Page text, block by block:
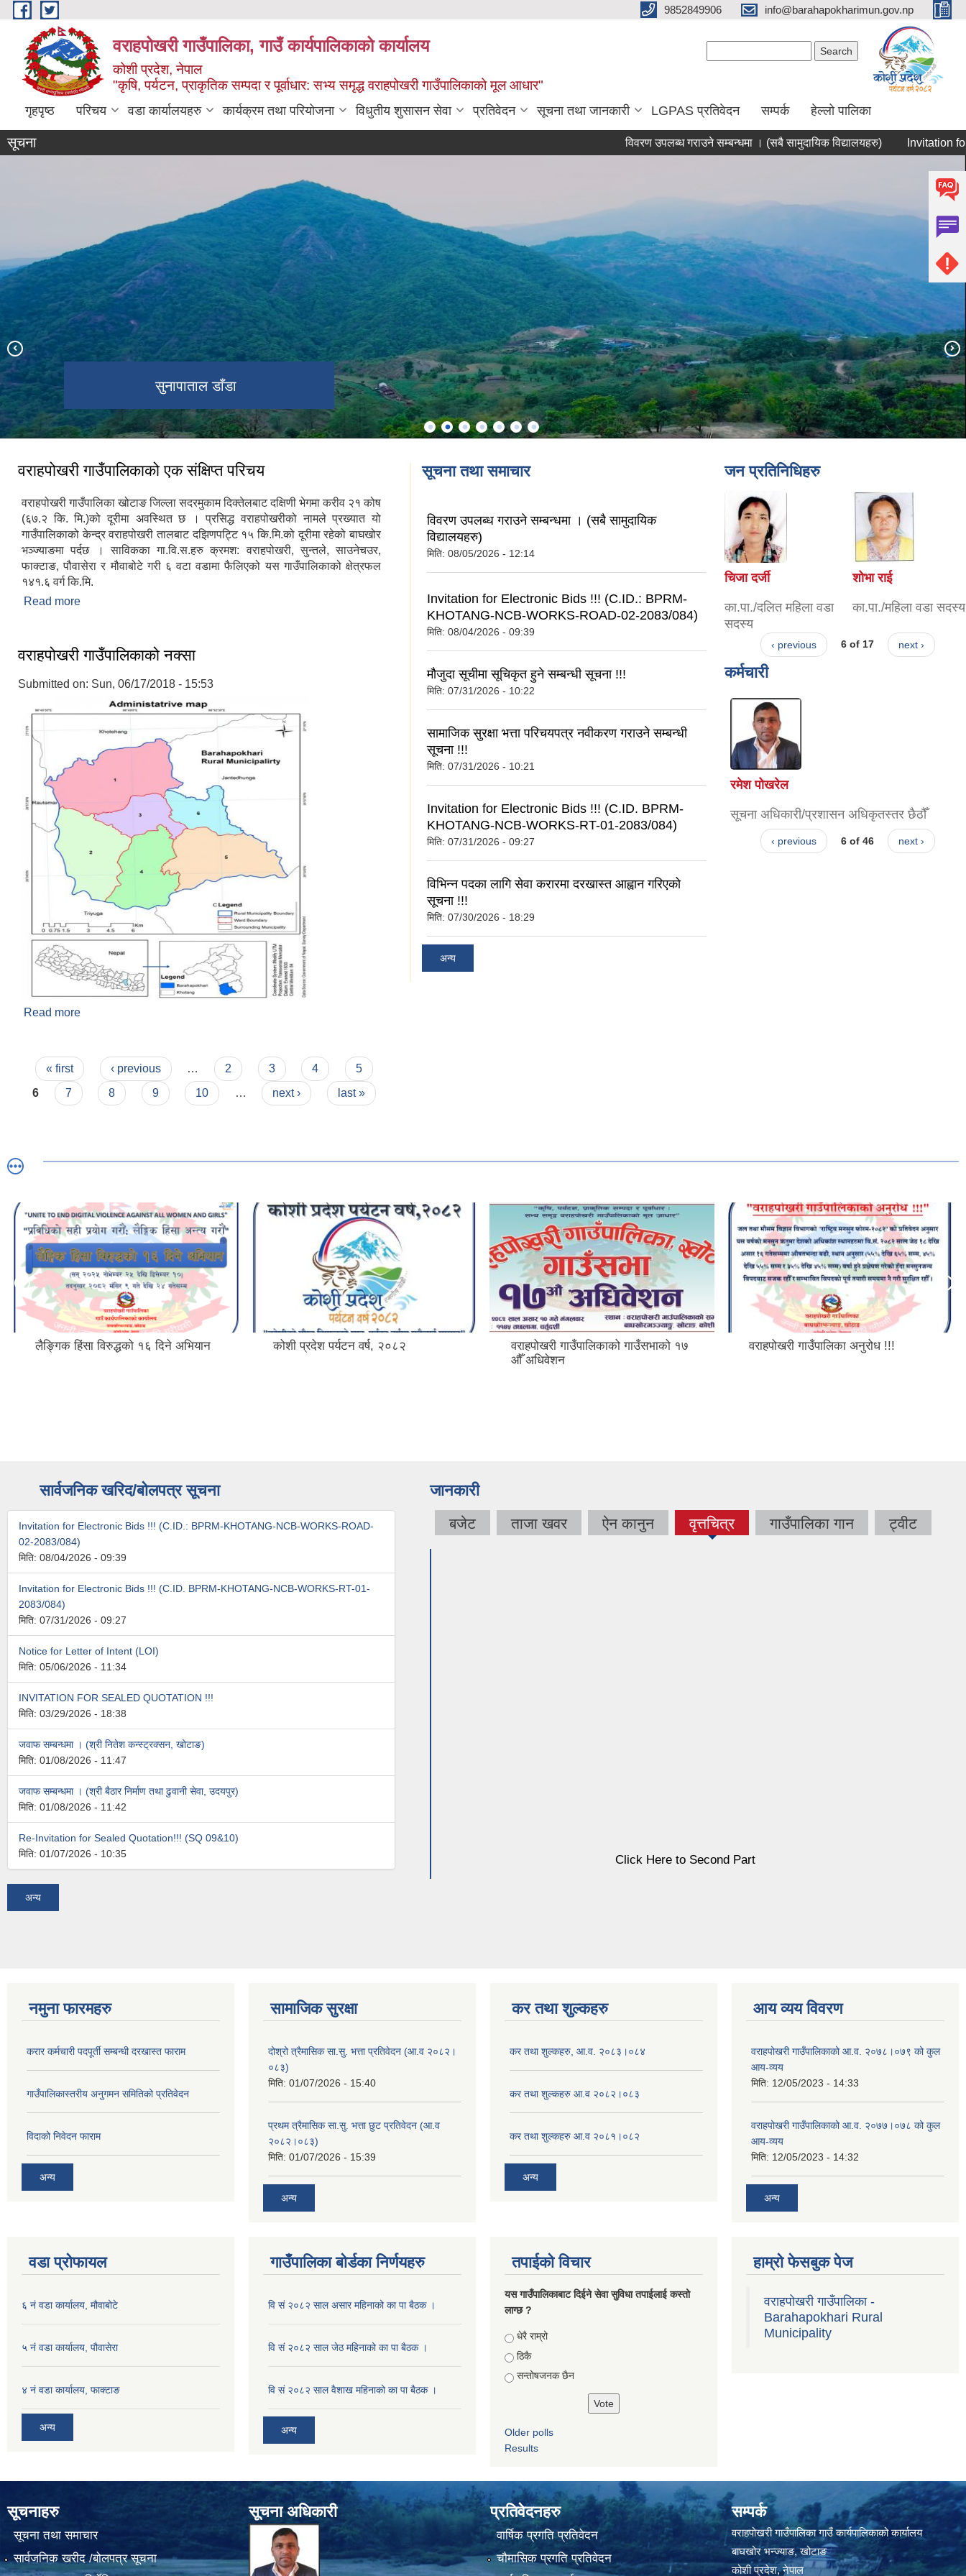
Skip to main content 9852849906 info@barahapokharimun.gov.np
वराहपोखरी गाउँपालिका, गाउँ कार्यपालिकाको कार्यालय
कोशी प्रदेश, नेपाल
"कृषि, पर्यटन, प्राकृतिक सम्पदा र पूर्वाधार: सभ्य समृद्ध वराहपोखरी गाउँपालिकाको मूल आधार"
गृहपृष्ठ परिचय वडा कार्यालयहरु कार्यक्रम तथा परियोजना विधुतीय शुसासन सेवा प्रतिवेदन सूचना तथा जानकारी LGPAS प्रतिवेदन सम्पर्क हेल्लो पालिका
सूचना विवरण उपलब्ध गराउने सम्बन्धमा । (सबै सामुदायिक विद्यालयहरु) Invitation for
वराहपोखरी गाउँपालिकाको प्रशासकीय भवन
सुनापाताल डाँडा
वराहपोखरी ताल -Top View
ईन्टरनेट टावर
वराहपोखरी गा.पा. कार्यालय भवन
गोकुलथुम्का टेलिकम टावर
हरीबोधनी एकादशी मेला-वराहपोखरी ताल
वराहपोखरी गाउँपालिकाको एक संक्षिप्त परिचय
वराहपोखरी गाउँपालिका खोटाङ जिल्ला सदरमुकाम दिक्तेलबाट दक्षिणी भेगमा करीव २१ कोष
(६७.२ कि. मि.)को दूरीमा अवस्थित छ । प्रसिद्ध वराहपोखरीको नामले प्रख्यात यो
गाउँपालिकाको केन्द्र वराहपोखरी तालबाट दझिणपट्टि १५ कि.मि.को दूरीमा रहेको बाघखोर
भञ्ज्याङमा पर्दछ । साविकका गा.वि.स.हरु क्रमश: वराहपोखरी, सुन्तले, साउनेचउर,
फाक्टाङ, पौवासेरा र मौवाबोटे गरी ६ वटा वडामा फैलिएको यस गाउँपालिकाको क्षेत्रफल
१४१.६ वर्ग कि.मि.
Read more
वराहपोखरी गाउँपालिकाको नक्सा
Submitted on: Sun, 06/17/2018 - 15:53
Read more
Pages
« first ‹ previous … 2 3 4
5
6
7 8 9 10 … next › last »
सूचना तथा समाचार
विवरण उपलब्ध गराउने सम्बन्धमा । (सबै सामुदायिक
विद्यालयहरु)
मिति: 08/05/2026 - 12:14
Invitation for Electronic Bids !!! (C.ID.: BPRM-
KHOTANG-NCB-WORKS-ROAD-02-2083/084)
मिति: 08/04/2026 - 09:39
मौजुदा सूचीमा सूचिकृत हुने सम्बन्धी सूचना !!!
मिति: 07/31/2026 - 10:22
सामाजिक सुरक्षा भत्ता परिचयपत्र नवीकरण गराउने सम्बन्धी
सूचना !!!
मिति: 07/31/2026 - 10:21
Invitation for Electronic Bids !!! (C.ID. BPRM-
KHOTANG-NCB-WORKS-RT-01-2083/084)
मिति: 07/31/2026 - 09:27
विभिन्न पदका लागि सेवा करारमा दरखास्त आह्वान गरिएको
सूचना !!!
मिति: 07/30/2026 - 18:29
अन्य
जन प्रतिनिधिहरु
चिजा दर्जी
का.पा./दलित महिला वडा
सदस्य
शोभा राई
का.पा./महिला वडा सदस्य
‹ previous 6 of 17 next ›
कर्मचारी
रमेश पोखरेल
सूचना अधिकारी/प्रशासन अधिकृतस्तर छैठौँ
‹ previous 6 of 46 next ›
लैङ्गिक हिंसा विरुद्धको १६ दिने अभियान कोशी प्रदेश पर्यटन वर्ष, २०८२
वराहपोखरी गाउँपालिकाको गाउँसभाको १७
औँ अधिवेशन
वराहपोखरी गाउँपालिका अनुरोध !!!
सार्वजनिक खरिद/बोलपत्र सूचना
Invitation for Electronic Bids !!! (C.ID.: BPRM-KHOTANG-NCB-WORKS-ROAD-
02-2083/084)
मिति: 08/04/2026 - 09:39
Invitation for Electronic Bids !!! (C.ID. BPRM-KHOTANG-NCB-WORKS-RT-01-
2083/084)
मिति: 07/31/2026 - 09:27
Notice for Letter of Intent (LOI)
मिति: 05/06/2026 - 11:34
INVITATION FOR SEALED QUOTATION !!!
मिति: 03/29/2026 - 18:38
जवाफ सम्बन्धमा । (श्री नितेश कन्स्ट्रक्सन, खोटाङ)
मिति: 01/08/2026 - 11:47
जवाफ सम्बन्धमा । (श्री बैठार निर्माण तथा ढुवानी सेवा, उदयपुर)
मिति: 01/08/2026 - 11:42
Re-Invitation for Sealed Quotation!!! (SQ 09&10)
मिति: 01/07/2026 - 10:35
अन्य
जानकारी
बजेट ताजा खवर ऐन कानुन वृत्तचित्र
(active
गाउँपालिका गान ट्वीट
Click Here to Second Part
नमुना फारमहरु
करार कर्मचारी पदपूर्ती सम्बन्धी दरखास्त फाराम
गाउँपालिकास्तरीय अनुगमन समितिको प्रतिवेदन
विदाको निवेदन फाराम
अन्य
सामाजिक सुरक्षा
दोश्रो त्रैमासिक सा.सु. भत्ता प्रतिवेदन (आ.व २०८२।
०८३)
मिति: 01/07/2026 - 15:40
प्रथम त्रैमासिक सा.सु. भत्ता छुट प्रतिवेदन (आ.व
२०८२।०८३)
मिति: 01/07/2026 - 15:39
अन्य
कर तथा शुल्कहरु
कर तथा शुल्कहरु, आ.व. २०८३।०८४
कर तथा शुल्कहरु आ.व २०८२।०८३
कर तथा शुल्कहरु आ.व २०८१।०८२
अन्य
आय व्यय विवरण
वराहपोखरी गाउँपालिकाको आ.व. २०७८।०७९ को कुल
आय-व्यय
मिति: 12/05/2023 - 14:33
वराहपोखरी गाउँपालिकाको आ.व. २०७७।०७८ को कुल
आय-व्यय
मिति: 12/05/2023 - 14:32
अन्य
वडा प्रोफायल
६ नं वडा कार्यालय, मौवाबोटे
५ नं वडा कार्यालय, पौवासेरा
४ नं वडा कार्यालय, फाक्टाङ
अन्य
गाउँपालिका बोर्डका निर्णयहरु
वि सं २०८२ साल असार महिनाको का पा बैठक ।
वि सं २०८२ साल जेठ महिनाको का पा बैठक ।
वि सं २०८२ साल वैशाख महिनाको का पा बैठक ।
अन्य
तपाईको विचार
यस गाउँपालिकाबाट दिईने सेवा सुविधा तपाईलाई कस्तो
लाग्छ ?
Choices
धेरै राम्रो
ठिकै
सन्तोषजनक छैन
Older polls
Results
हाम्रो फेसबुक पेज
वराहपोखरी गाउँपालिका -
Barahapokhari Rural
Municipality
सूचनाहरु
सूचना तथा समाचार
सार्वजनिक खरीद /बोलपत्र सूचना
सूचना अधिकारी प्रतिवेदनहरु
वार्षिक प्रगति प्रतिवेदन
चौमासिक प्रगति प्रतिवेदन
सम्पर्क
वराहपोखरी गाउँपालिका गाउँ कार्यपालिकाको कार्यालय
बाघखोर भन्ज्याङ, खोटाङ
कोशी प्रदेश, नेपाल